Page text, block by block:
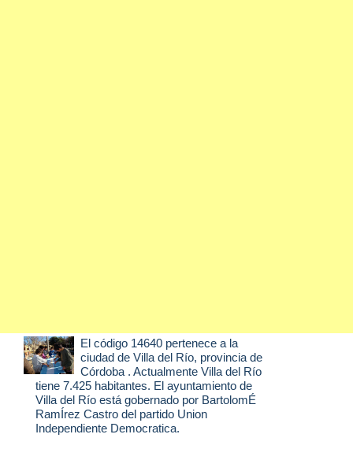
El código 14640 pertenece a la
ciudad de Villa del Río, provincia de
Córdoba . Actualmente Villa del Río
tiene 7.425 habitantes. El ayuntamiento de
Villa del Río está gobernado por BartolomÉ
RamÍrez Castro del partido Union
Independiente Democratica.